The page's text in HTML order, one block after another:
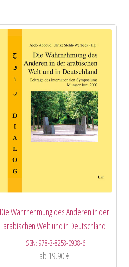
Die Wahrnehmung des Anderen in der
arabischen Welt und in Deutschland
ISBN:978-3-8258-0938-6
ab 19,90€